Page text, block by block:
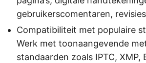
gebruikerscomentaren,
Compatibiliteit met populaire
Werk met toonaangevende
standaarden zoals IPTC, XMP,